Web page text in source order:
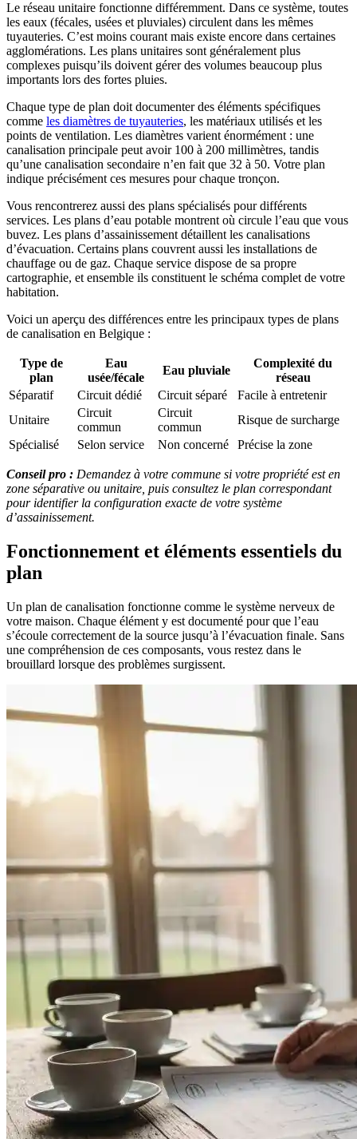
Le réseau unitaire fonctionne différemment. Dans ce système, toutes
les eaux (fécales, usées et pluviales) circulent dans les mêmes
tuyauteries. C’est moins courant mais existe encore dans certaines
agglomérations. Les plans unitaires sont généralement plus
complexes puisqu’ils doivent gérer des volumes beaucoup plus
importants lors des fortes pluies.
Chaque type de plan doit documenter des éléments spécifiques
comme les diamètres de tuyauteries, les matériaux utilisés et les
points de ventilation. Les diamètres varient énormément : une
canalisation principale peut avoir 100 à 200 millimètres, tandis
qu’une canalisation secondaire n’en fait que 32 à 50. Votre plan
indique précisément ces mesures pour chaque tronçon.
Vous rencontrerez aussi des plans spécialisés pour différents
services. Les plans d’eau potable montrent où circule l’eau que vous
buvez. Les plans d’assainissement détaillent les canalisations
d’évacuation. Certains plans couvrent aussi les installations de
chauffage ou de gaz. Chaque service dispose de sa propre
cartographie, et ensemble ils constituent le schéma complet de votre
habitation.
Voici un aperçu des différences entre les principaux types de plans
de canalisation en Belgique :
Type de
plan
Eau
usée/fécale
Eau pluviale
Complexité du
réseau
Séparatif
Circuit dédié Circuit séparé
Facile à entretenir
Unitaire
Circuit
commun
Circuit
commun
Risque de surcharge
Spécialisé
Selon service Non concerné Précise la zone
Conseil pro : Demandez à votre commune si votre propriété est en
zone séparative ou unitaire, puis consultez le plan correspondant
pour identifier la configuration exacte de votre système
d’assainissement.
Fonctionnement et éléments essentiels du
plan
Un plan de canalisation fonctionne comme le système nerveux de
votre maison. Chaque élément y est documenté pour que l’eau
s’écoule correctement de la source jusqu’à l’évacuation finale. Sans
une compréhension de ces composants, vous restez dans le
brouillard lorsque des problèmes surgissent.